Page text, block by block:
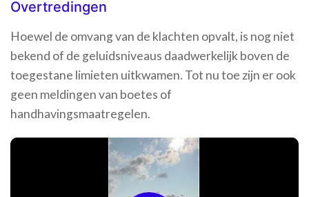
Overtredingen
Hoewel de omvang van de klachten opvalt, is nog niet
bekend of de geluidsniveaus daadwerkelijk boven de
toegestane limieten uitkwamen. Tot nu toe zijn er ook
geen meldingen van boetes of
handhavingsmaatregelen.